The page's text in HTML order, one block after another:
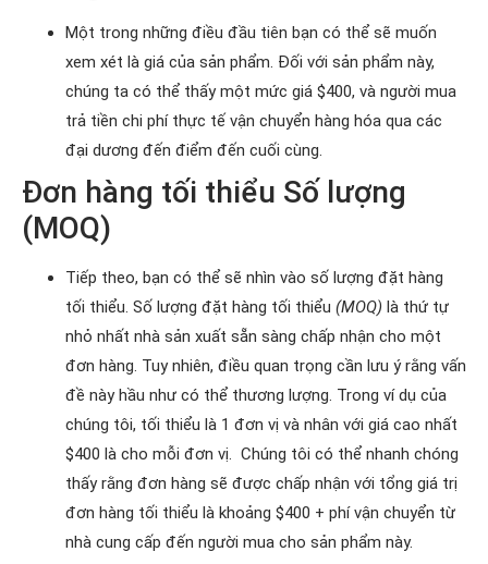
Một trong những điều đầu tiên bạn có thể sẽ muốn
xem xét là giá của sản phẩm. Đối với sản phẩm này,
chúng ta có thể thấy một mức giá $400, và người mua
trả tiền chi phí thực tế vận chuyển hàng hóa qua các
đại dương đến điểm đến cuối cùng.
Đơn hàng tối thiểu Số lượng
(MOQ)
Tiếp theo, bạn có thể sẽ nhìn vào số lượng đặt hàng
tối thiểu. Số lượng đặt hàng tối thiểu (MOQ) là thứ tự
nhỏ nhất nhà sản xuất sẵn sàng chấp nhận cho một
đơn hàng. Tuy nhiên, điều quan trọng cần lưu ý rằng vấn
đề này hầu như có thể thương lượng. Trong ví dụ của
chúng tôi, tối thiểu là 1 đơn vị và nhân với giá cao nhất
$400 là cho mỗi đơn vị. Chúng tôi có thể nhanh chóng
thấy rằng đơn hàng sẽ được chấp nhận với tổng giá trị
đơn hàng tối thiểu là khoảng $400 + phí vận chuyển từ
nhà cung cấp đến người mua cho sản phẩm này.